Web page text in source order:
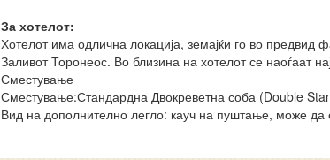
За хотелот:
Хотелот има одлична локација, земајќи го во предвид
Заливот Торонеос. Во близина на хотелот се наоѓаат
Сместување
Сместување:Стандардна Двокреветна соба (Double
Вид на дополнително легло: кауч на пуштање, може